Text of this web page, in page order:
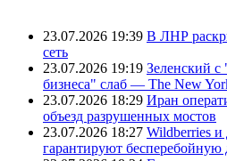
23.07.2026 19:39 В ЛНР
сеть
23.07.2026 19:19 Зеленский
бизнеса" слаб — The New
23.07.2026 18:29 Иран
объезд разрушенных мостов
23.07.2026 18:27 Wildberries и
гарантируют бесперебойную